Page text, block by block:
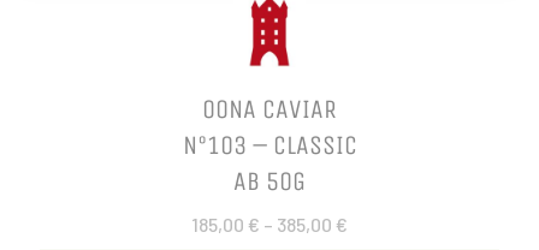
OONA CAVIAR
N°103 – CLASSIC
AB 50G
185,00 € – 385,00 €